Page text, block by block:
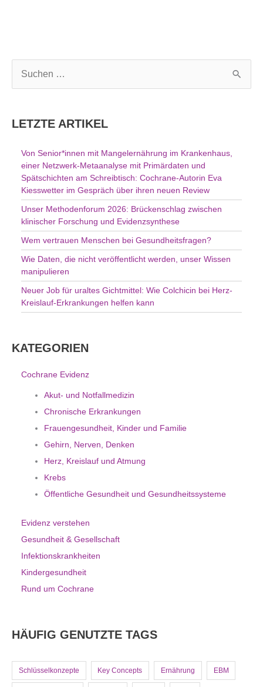
u
h
LETZTE ARTIKEL
Von Senior*innen mit Mangelernährung im Krankenhaus,
einer Netzwerk-Metaanalyse mit Primärdaten und
Spätschichten am Schreibtisch: Cochrane-Autorin Eva
Kiesswetter im Gespräch über ihren neuen Review
Unser Methodenforum 2026: Brückenschlag zwischen
klinischer Forschung und Evidenzsynthese
Wem vertrauen Menschen bei Gesundheitsfragen?
Wie Daten, die nicht veröffentlicht werden, unser Wissen
manipulieren
Neuer Job für uraltes Gichtmittel: Wie Colchicin bei Herz-
Kreislauf-Erkrankungen helfen kann
KATEGORIEN
Cochrane Evidenz
Akut- und Notfallmedizin
Chronische Erkrankungen
Frauengesundheit, Kinder und Familie
Gehirn, Nerven, Denken
Herz, Kreislauf und Atmung
Krebs
Öffentliche Gesundheit und Gesundheitssysteme
Evidenz verstehen
Gesundheit & Gesellschaft
Infektionskrankheiten
Kindergesundheit
Rund um Cochrane
HÄUFIG GENUTZTE TAGS
Schlüsselkonzepte Key Concepts Ernährung EBM